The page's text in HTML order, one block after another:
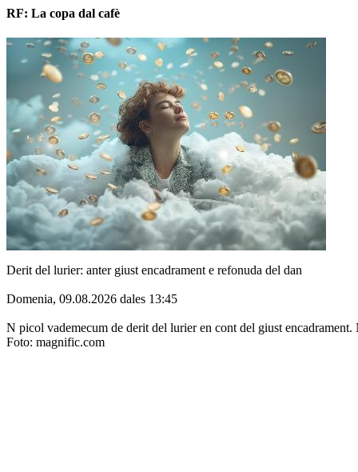
RF: La copa dal cafè
Derit del lurier: anter giust encadrament e refonuda del dan
Domenia, 09.08.2026 dales 13:45
N picol vademecum de derit del lurier en cont del giust
Foto: magnific.com